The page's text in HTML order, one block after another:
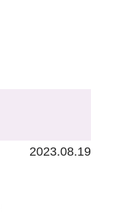
2023.08.19